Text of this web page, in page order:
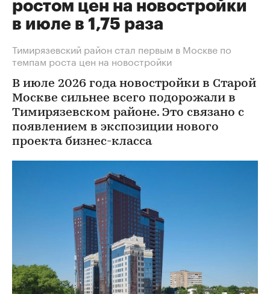
ростом цен на новостройки
в июле в 1,75 раза
Тимирязевский район стал первым в Москве по
темпам роста цен на новостройки
В июле 2026 года новостройки в Старой
Москве сильнее всего подорожали в
Тимирязевском районе. Это связано с
появлением в экспозиции нового
проекта бизнес-класса